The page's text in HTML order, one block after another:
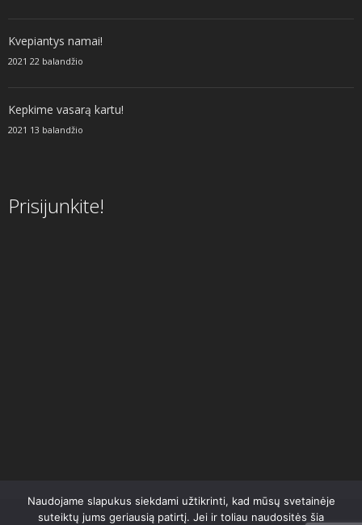
Kvepiantys namai!
2021 22 balandžio
Kepkime vasarą kartu!
2021 13 balandžio
Prisijunkite!
Naudojame slapukus siekdami užtikrinti, kad mūsų svetainėje
suteiktų jums geriausią patirtį. Jei ir toliau naudositės šia